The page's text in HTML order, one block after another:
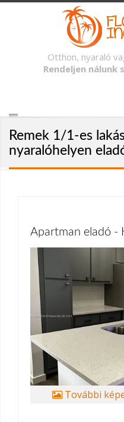
Otthon, nyaraló
Rendeljen
Remek 1/1-es
nyaralóhelyen
Apartman eladó -
További